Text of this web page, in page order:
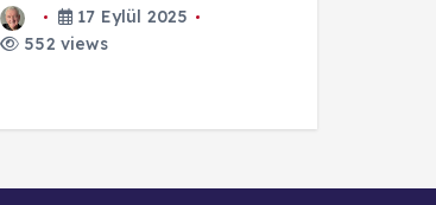
17 Eylül 2025
552 views